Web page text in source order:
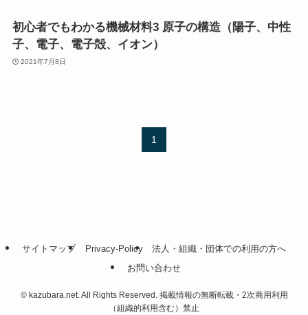
初心者でもわかる機械材料3 原子の構造（陽子、中性
子、電子、電子殻、イオン）
2021年7月8日
1
サイトマップ Privacy-Policy
法人・組織・団体での利用の方へ
お問い合わせ
©kazubara.net. All Rights Reserved. 掲載情報の無断転載・2次商用利用
（組織的利用含む）禁止